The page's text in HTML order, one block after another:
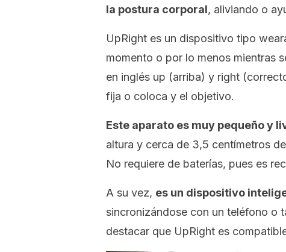
la postura corporal, aliviando o
UpRight es un dispositivo tipo
momento o por lo menos mientras
en inglés up (arriba) y right
fija o coloca y el objetivo.
Este aparato es muy pequeño y
altura y cerca de 3,5 centímetros
No requiere de baterías, pues es
A su vez, es un dispositivo
sincronizándose con un teléfono o
destacar que UpRight es